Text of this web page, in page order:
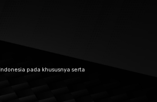
pada khususnya serta